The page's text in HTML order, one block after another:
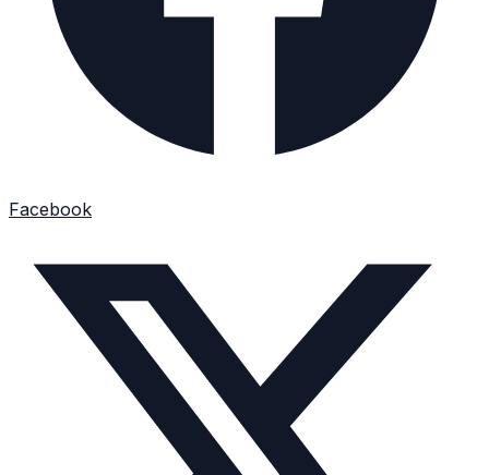
Facebook